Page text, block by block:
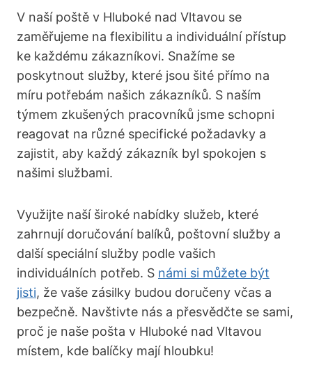
V naší poště v Hluboké nad Vltavou se
zaměřujeme na flexibilitu a individuální přístup
ke každému zákazníkovi. Snažíme se
poskytnout služby, které jsou šité přímo na
míru potřebám našich zákazníků. S naším
týmem zkušených pracovníků jsme schopni
reagovat na různé specifické požadavky a
zajistit, aby každý zákazník byl spokojen s
našimi službami.
Využijte naší široké nabídky služeb, které
zahrnují doručování balíků, poštovní služby a
další speciální služby podle vašich
individuálních potřeb. S námi si můžete být
jisti, že vaše zásilky budou doručeny včas a
bezpečně. Navštivte nás a přesvědčte se sami,
proč je naše pošta v Hluboké nad Vltavou
místem, kde balíčky mají hloubku!